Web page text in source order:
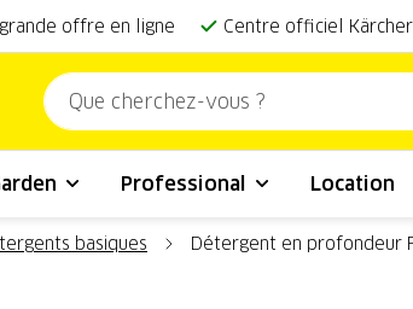
grande offre en ligne Centre officiel Kärcher
Professional Location
basiques Détergent en profondeur